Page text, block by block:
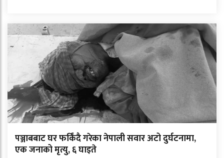
पञ्जाबबाट घर फर्किंदै गरेका नेपाली सवार अटो दुर्घटनामा,
एक जनाको मृत्यु, ६ घाइते